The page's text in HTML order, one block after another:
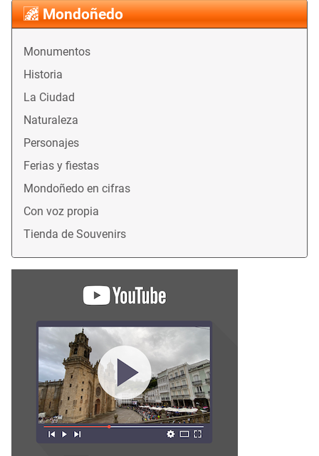
Mondoñedo
Monumentos
Historia
La Ciudad
Naturaleza
Personajes
Ferias y fiestas
Mondoñedo en cifras
Con voz propia
Tienda de Souvenirs